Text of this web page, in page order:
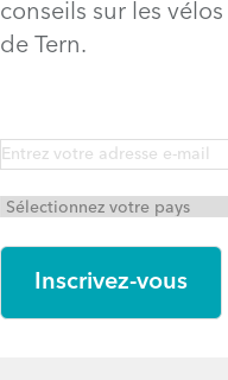
conseils sur les
de Tern.